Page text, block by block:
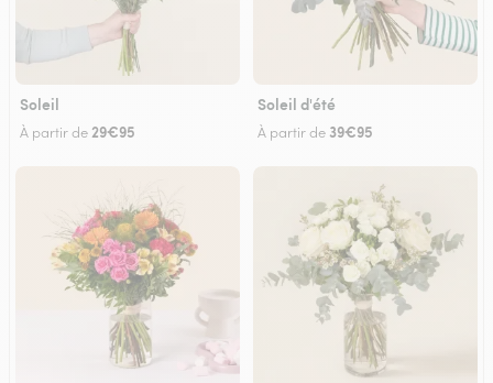
Soleil
À partir de 29€95
Soleil d'été
À partir de 39€95